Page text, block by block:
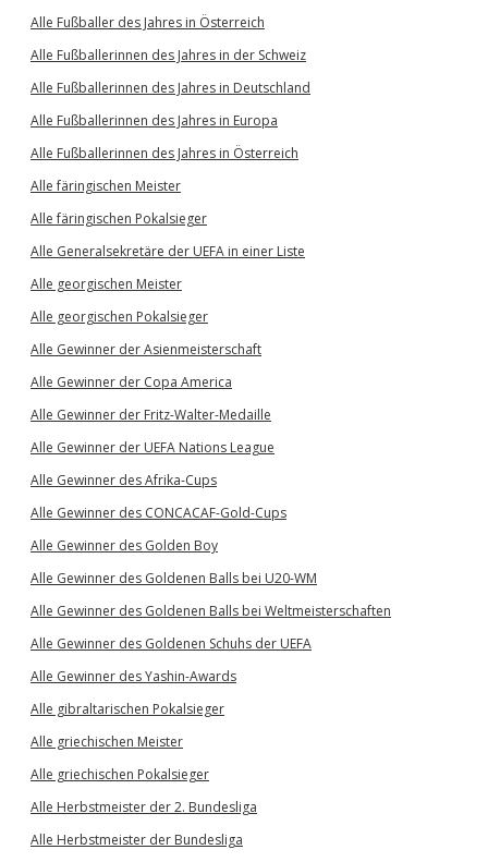
Alle Fußballer des Jahres in Österreich
Alle Fußballerinnen des Jahres in der Schweiz
Alle Fußballerinnen des Jahres in Deutschland
Alle Fußballerinnen des Jahres in Europa
Alle Fußballerinnen des Jahres in Österreich
Alle färingischen Meister
Alle färingischen Pokalsieger
Alle Generalsekretäre der UEFA in einer Liste
Alle georgischen Meister
Alle georgischen Pokalsieger
Alle Gewinner der Asienmeisterschaft
Alle Gewinner der Copa America
Alle Gewinner der Fritz-Walter-Medaille
Alle Gewinner der UEFA Nations League
Alle Gewinner des Afrika-Cups
Alle Gewinner des CONCACAF-Gold-Cups
Alle Gewinner des Golden Boy
Alle Gewinner des Goldenen Balls bei U20-WM
Alle Gewinner des Goldenen Balls bei Weltmeisterschaften
Alle Gewinner des Goldenen Schuhs der UEFA
Alle Gewinner des Yashin-Awards
Alle gibraltarischen Pokalsieger
Alle griechischen Meister
Alle griechischen Pokalsieger
Alle Herbstmeister der 2. Bundesliga
Alle Herbstmeister der Bundesliga